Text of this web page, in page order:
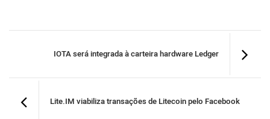
IOTA será integrada à carteira hardware Ledger
Lite.IM viabiliza transações de Litecoin pelo Facebook